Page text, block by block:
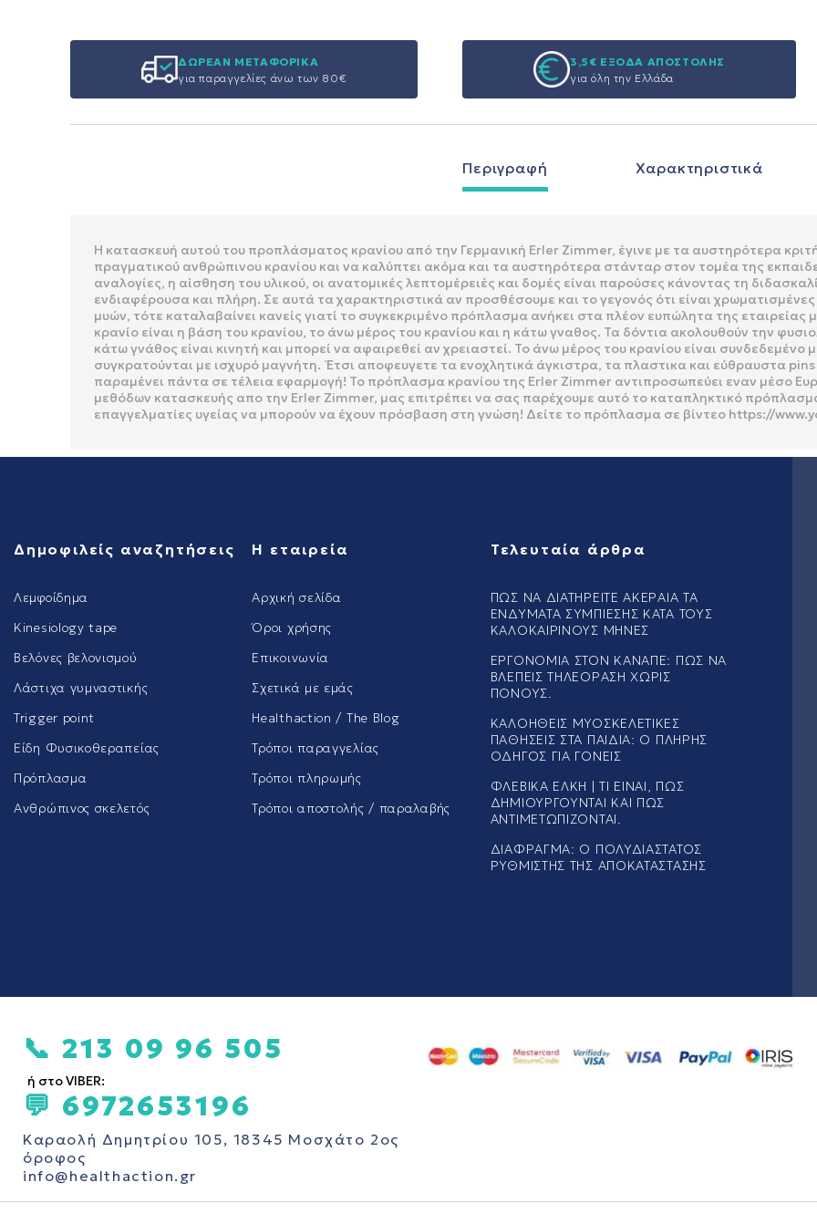
ΔΩΡΕΑΝ ΜΕΤΑΦΟΡΙΚΑ
για παραγγελίες άνω των 80€
3,5€ ΕΞΟΔΑ ΑΠΟΣΤΟΛΗΣ
για όλη την Ελλάδα
Περιγραφή Χαρακτηριστικά
Η κατασκευή αυτού του προπλάσματος κρανίου από την Γερμανική Erler Zimmer, έγινε με τα αυστηρότερα
πραγματικού ανθρώπινου κρανίου και να καλύπτει ακόμα και τα αυστηρότερα στάνταρ στον τομέα της
αναλογίες, η αίσθηση του υλικού, οι ανατομικές λεπτομέρειές και δομές είναι παρούσες κάνοντας τη
ενδιαφέρουσα και πλήρη. Σε αυτά τα χαρακτηριστικά αν προσθέσουμε και το γεγονός ότι είναι
μυών, τότε καταλαβαίνει κανείς γιατί το συγκεκριμένο πρόπλασμα ανήκει στα πλέον ευπώλητα της
κρανίο είναι η βάση του κρανίου, το άνω μέρος του κρανίου και η κάτω γναθος. Τα δόντια ακολουθούν την
κάτω γνάθος είναι κινητή και μπορεί να αφαιρεθεί αν χρειαστεί. Το άνω μέρος του κρανίου είναι
συγκρατούνται με ισχυρό μαγνήτη. Έτσι αποφευγετε τα ενοχλητικά άγκιστρα, τα πλαστικα και εύθραυστα
παραμένει πάντα σε τέλεια εφαρμογή! Το πρόπλασμα κρανίου της Erler Zimmer αντιπροσωπεύει εναν μέσο
μεθόδων κατασκευής απο την Erler Zimmer, μας επιτρέπει να σας παρέχουμε αυτό το καταπληκτικό πρόπλασμα
επαγγελματίες υγείας να μπορούν να έχουν πρόσβαση στη γνώση! Δείτε το πρόπλασμα σε βίντεο https://
Δημοφιλείς αναζητήσεις
Λεμφοίδημα
Kinesiology tape
Βελόνες βελονισμού
Λάστιχα γυμναστικής
Trigger point
Είδη Φυσικοθεραπείας
Πρόπλασμα
Ανθρώπινος σκελετός
Η εταιρεία
Αρχική σελίδα
Όροι χρήσης
Επικοινωνία
Σχετικά με εμάς
Healthaction / The Blog
Τρόποι παραγγελίας
Τρόποι πληρωμής
Τρόποι αποστολής / παραλαβής
Τελευταία άρθρα
ΠΏΣ ΝΑ ΔΙΑΤΗΡΕΊΤΕ ΑΚΈΡΑΙΑ ΤΑ
ΕΝΔΎΜΑΤΑ ΣΥΜΠΊΕΣΗΣ ΚΑΤΆ ΤΟΥΣ
ΚΑΛΟΚΑΙΡΙΝΟΎΣ ΜΉΝΕΣ
ΕΡΓΟΝΟΜΊΑ ΣΤΟΝ ΚΑΝΑΠΈ: ΠΏΣ ΝΑ
ΒΛΈΠΕΙΣ ΤΗΛΕΌΡΑΣΗ ΧΩΡΊΣ
ΠΌΝΟΥΣ.
ΚΑΛΟΉΘΕΙΣ ΜΥΟΣΚΕΛΕΤΙΚΈΣ
ΠΑΘΉΣΕΙΣ ΣΤΑ ΠΑΙΔΙΆ: Ο ΠΛΉΡΗΣ
ΟΔΗΓΌΣ ΓΙΑ ΓΟΝΕΊΣ
ΦΛΕΒΙΚΆ ΈΛΚΗ | ΤΙ ΕΊΝΑΙ, ΠΏΣ
ΔΗΜΙΟΥΡΓΟΎΝΤΑΙ ΚΑΙ ΠΏΣ
ΑΝΤΙΜΕΤΩΠΊΖΟΝΤΑΙ.
ΔΙΆΦΡΑΓΜΑ: Ο ΠΟΛΥΔΙΆΣΤΑΤΟΣ
ΡΥΘΜΙΣΤΉΣ ΤΗΣ ΑΠΟΚΑΤΆΣΤΑΣΗΣ
📞 213 09 96 505
ή στο VIBER:
💬 6972653196
Καραολή Δημητρίου 105, 18345 Μοσχάτο 2ος
όροφος
info@healthaction.gr